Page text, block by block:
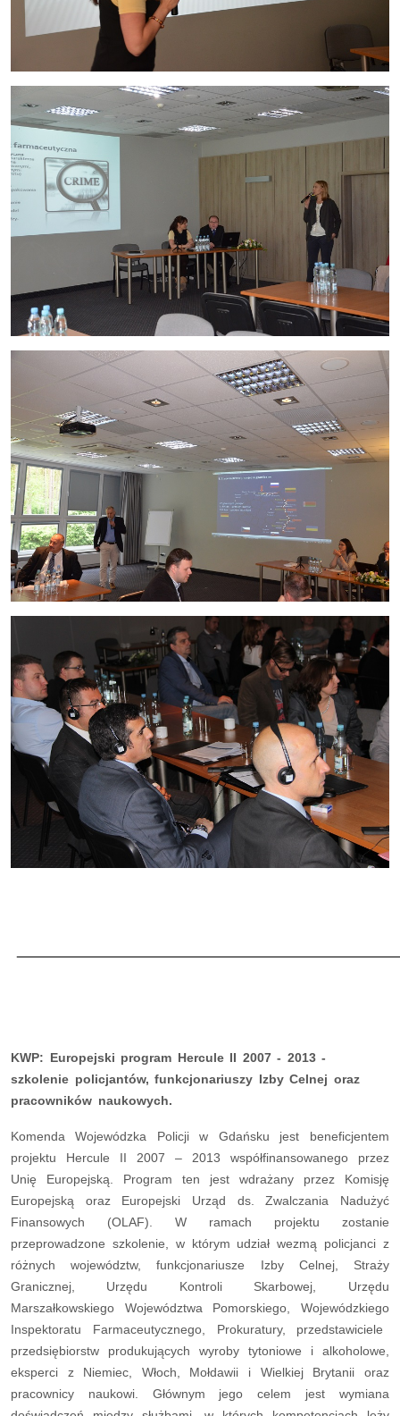
KWP: Europejski program Hercule II 2007 - 2013 -
szkolenie policjantów, funkcjonariuszy Izby Celnej oraz
pracowników naukowych.
Komenda Wojewódzka Policji w Gdańsku jest beneficjentem
projektu Hercule II 2007 – 2013 współfinansowanego przez
Unię Europejską. Program ten jest wdrażany przez Komisję
Europejską oraz Europejski Urząd ds. Zwalczania Nadużyć
Finansowych (OLAF). W ramach projektu zostanie
przeprowadzone szkolenie, w którym udział wezmą policjanci z
różnych województw, funkcjonariusze Izby Celnej, Straży
Granicznej, Urzędu Kontroli Skarbowej, Urzędu
Marszałkowskiego Województwa Pomorskiego, Wojewódzkiego
Inspektoratu Farmaceutycznego, Prokuratury, przedstawiciele
przedsiębiorstw produkujących wyroby tytoniowe i alkoholowe,
eksperci z Niemiec, Włoch, Mołdawii i Wielkiej Brytanii oraz
pracownicy naukowi. Głównym jego celem jest wymiana